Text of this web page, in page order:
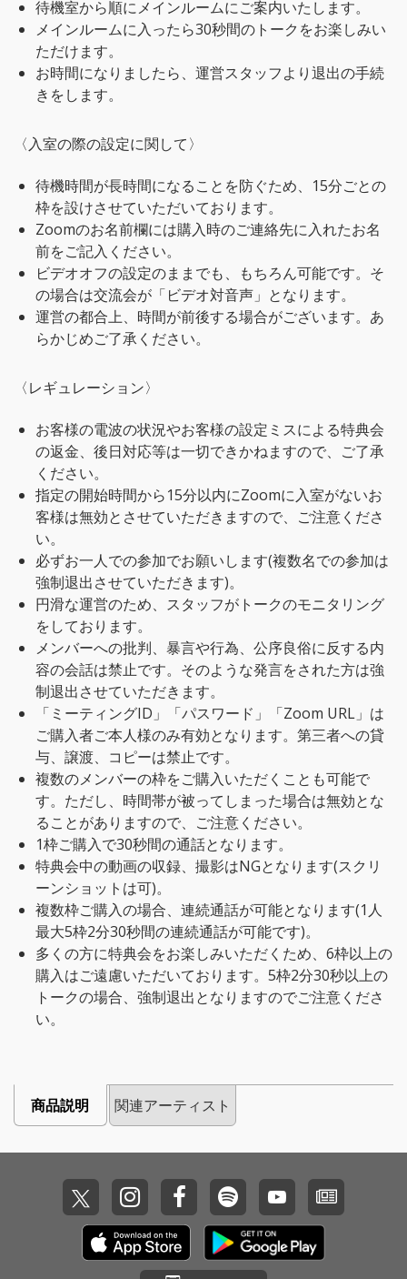
待機室から順にメインルームにご案内いたします。
メインルームに入ったら30秒間のトークをお楽しみい
ただけます。
お時間になりましたら、運営スタッフより退出の手続
きをします。
〈入室の際の設定に関して〉
待機時間が長時間になることを防ぐため、15分ごとの
枠を設けさせていただいております。
Zoomのお名前欄には購入時のご連絡先に入れたお名
前をご記入ください。
ビデオオフの設定のままでも、もちろん可能です。そ
の場合は交流会が「ビデオ対音声」となります。
運営の都合上、時間が前後する場合がございます。あ
らかじめご了承ください。
〈レギュレーション〉
お客様の電波の状況やお客様の設定ミスによる特典会
の返金、後日対応等は一切できかねますので、ご了承
ください。
指定の開始時間から15分以内にZoomに入室がないお
客様は無効とさせていただきますので、ご注意くださ
い。
必ずお一人での参加でお願いします(複数名での参加は
強制退出させていただきます)。
円滑な運営のため、スタッフがトークのモニタリング
をしております。
メンバーへの批判、暴言や行為、公序良俗に反する内
容の会話は禁止です。そのような発言をされた方は強
制退出させていただきます。
「ミーティングID」「パスワード」「Zoom URL」は
ご購入者ご本人様のみ有効となります。第三者への貸
与、譲渡、コピーは禁止です。
複数のメンバーの枠をご購入いただくことも可能で
す。ただし、時間帯が被ってしまった場合は無効とな
ることがありますので、ご注意ください。
1枠ご購入で30秒間の通話となります。
特典会中の動画の収録、撮影はNGとなります(スクリ
ーンショットは可)。
複数枠ご購入の場合、連続通話が可能となります(1人
最大5枠2分30秒間の連続通話が可能です)。
多くの方に特典会をお楽しみいただくため、6枠以上の
購入はご遠慮いただいております。5枠2分30秒以上の
トークの場合、強制退出となりますのでご注意くださ
い。
商品説明 関連アーティスト